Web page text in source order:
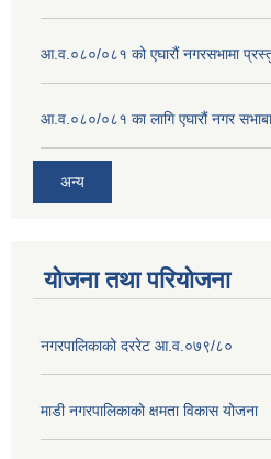
आ.व.०८०/०८१ को एघारौं नगरसभामा
आ.व.०८०/०८१ का लागि एघारौं नगर
अन्य
योजना तथा परियोजना
नगरपालिकाको दररेट आ.व.०७९/८०
माडी नगरपालिकाको क्षमता विकास योजना